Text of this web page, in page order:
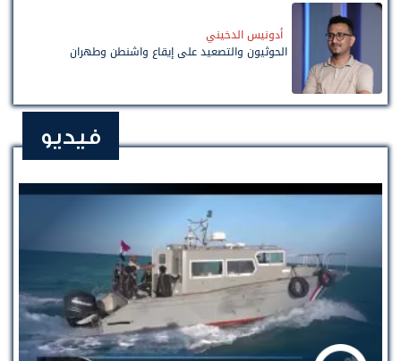
أدونيس الدخيني
الحوثيون والتصعيد على إيقاع واشنطن وطهران
فيديو